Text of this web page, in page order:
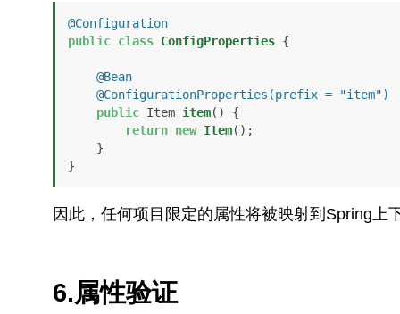
@Configuration
public class ConfigProperties {
@Bean
@ConfigurationProperties(prefix = "item")
public Item item()
{
return new Item();
}
因此，任何项目限定的属性将被映射到Spring上
6.属性验证